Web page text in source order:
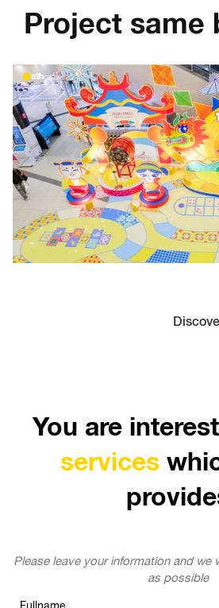
Project same
DECOR BOOTH CHỤP
VTV
Trong các sự kiện nội bộ,
là phần “trang trí” mà còn
gắn kết. Dự án booth check-
tại VTV là một ví dụ điển
thiết kế vừa mang tính nhận
tương tác tự nhiên cho
You are
services
Please leave your information and we
as possible